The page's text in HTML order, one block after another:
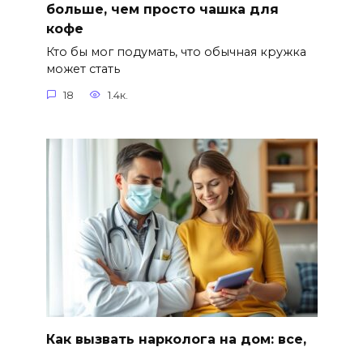
больше, чем просто чашка для
кофе
Кто бы мог подумать, что обычная кружка
может стать
18 1.4к.
Как вызвать нарколога на дом: все,